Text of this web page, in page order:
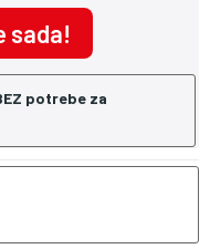
sada!
potrebe za